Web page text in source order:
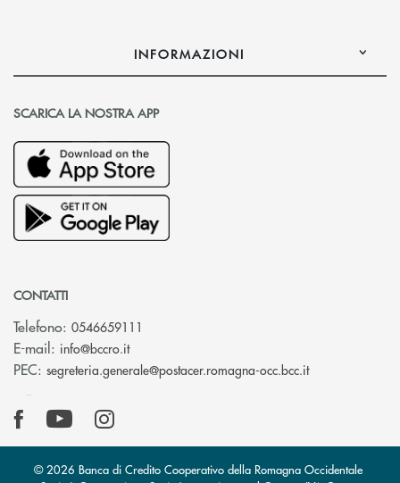
INFORMAZIONI
SCARICA LA NOSTRA APP
CONTATTI
Telefono: 0546659111
E-mail: info@bccro.it(si apre l’app di posta elettronica)
PEC: segreteria.generale@postacer.romagna-occ.bcc.it(si apre l’app
© 2026 Banca di Credito Cooperativo della Romagna Occidentale